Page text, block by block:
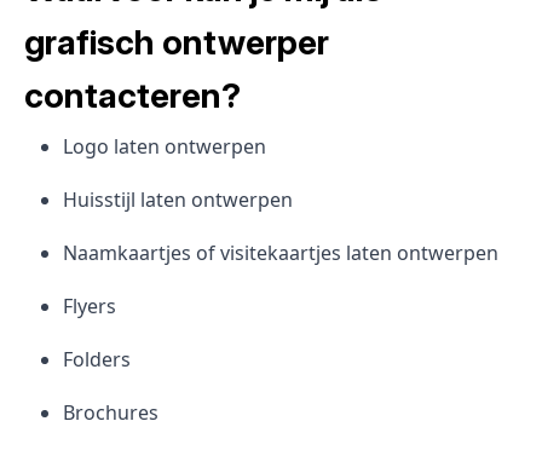
grafisch ontwerper
contacteren?
Logo laten ontwerpen
Huisstijl laten ontwerpen
Naamkaartjes of visitekaartjes laten ontwerpen
Flyers
Folders
Brochures